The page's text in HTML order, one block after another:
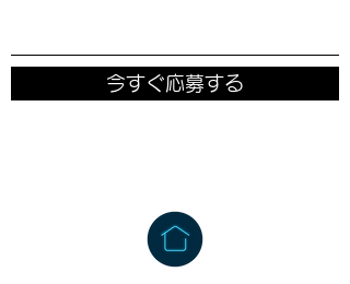
今すぐ応募する